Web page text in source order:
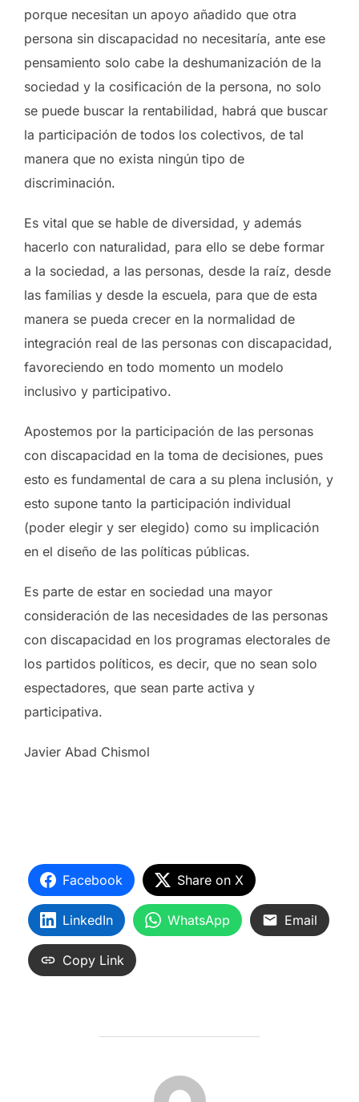
porque necesitan un apoyo añadido que otra
persona sin discapacidad no necesitaría, ante ese
pensamiento solo cabe la deshumanización de la
sociedad y la cosificación de la persona, no solo
se puede buscar la rentabilidad, habrá que buscar
la participación de todos los colectivos, de tal
manera que no exista ningún tipo de
discriminación.
Es vital que se hable de diversidad, y además
hacerlo con naturalidad, para ello se debe formar
a la sociedad, a las personas, desde la raíz, desde
las familias y desde la escuela, para que de esta
manera se pueda crecer en la normalidad de
integración real de las personas con discapacidad,
favoreciendo en todo momento un modelo
inclusivo y participativo.
Apostemos por la participación de las personas
con discapacidad en la toma de decisiones, pues
esto es fundamental de cara a su plena inclusión, y
esto supone tanto la participación individual
(poder elegir y ser elegido) como su implicación
en el diseño de las políticas públicas.
Es parte de estar en sociedad una mayor
consideración de las necesidades de las personas
con discapacidad en los programas electorales de
los partidos políticos, es decir, que no sean solo
espectadores, que sean parte activa y
participativa.
Javier Abad Chismol
Facebook Share on X
LinkedIn WhatsApp Email
Copy Link
AUTOR DE LA ENTRADA